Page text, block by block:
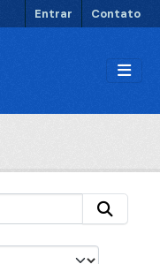
Entrar Contato